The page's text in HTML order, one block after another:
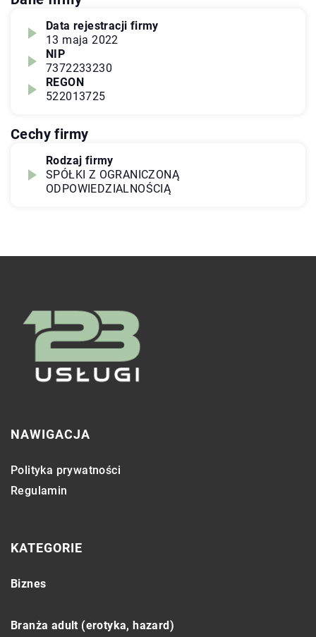
Data rejestracji firmy
13 maja 2022
NIP
7372233230
REGON
522013725
Cechy firmy
Rodzaj firmy
SPÓŁKI Z OGRANICZONĄ
ODPOWIEDZIALNOŚCIĄ
NAWIGACJA
Polityka prywatności
Regulamin
KATEGORIE
Biznes
Branża adult (erotyka, hazard)